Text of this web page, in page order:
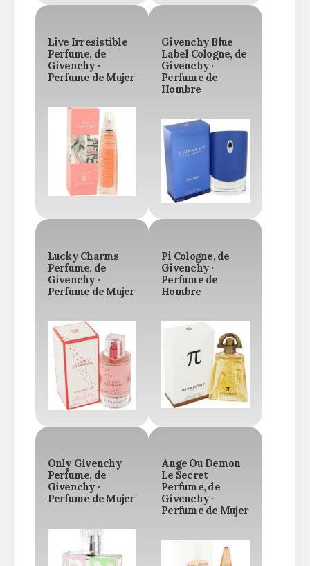
Live Irresistible
Perfume, de
Givenchy ·
Perfume de Mujer
Givenchy Blue
Label Cologne, de
Givenchy ·
Perfume de
Hombre
Lucky Charms
Perfume, de
Givenchy ·
Perfume de Mujer
Pi Cologne, de
Givenchy ·
Perfume de
Hombre
Only Givenchy
Perfume, de
Givenchy ·
Perfume de Mujer
Ange Ou Demon
Le Secret
Perfume, de
Givenchy ·
Perfume de Mujer